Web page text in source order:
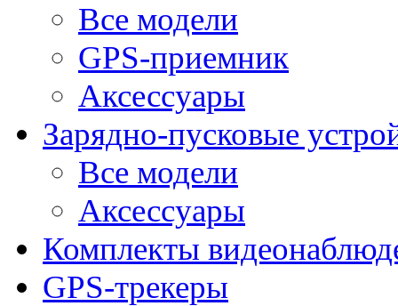
Все модели
GPS-приемник
Аксессуары
Зарядно-пусковые
Все модели
Аксессуары
Комплекты
GPS-трекеры